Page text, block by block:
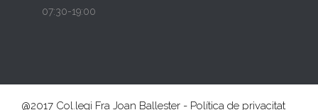
07:30-19:00
@2017 Col.legi Fra Joan Ballester - Política de privacitat